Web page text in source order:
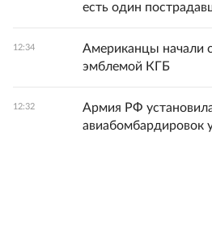
есть один
12:34
Американцы начали
эмблемой КГБ
12:32
Армия РФ
авиабомбардировок